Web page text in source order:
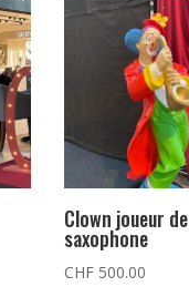
Clown joueur de
saxophone
CHF500.00